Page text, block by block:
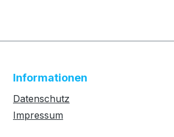
Informationen
Datenschutz
Impressum